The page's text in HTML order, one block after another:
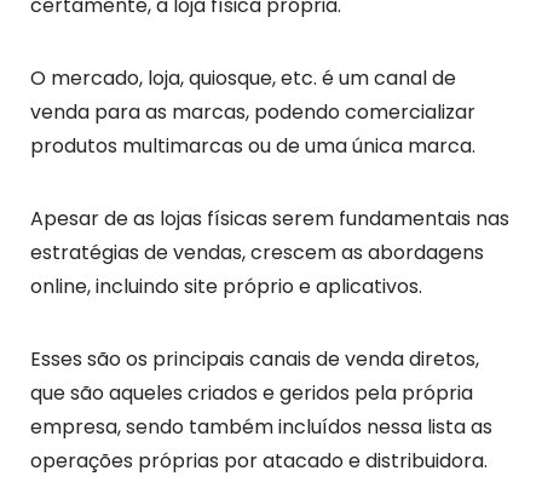
O mercado, loja, quiosque, etc. é um canal de
venda para as marcas, podendo comercializar
produtos multimarcas ou de uma única marca.
Apesar de as lojas físicas serem fundamentais nas
estratégias de vendas, crescem as abordagens
online, incluindo site próprio e aplicativos.
Esses são os principais canais de venda diretos,
que são aqueles criados e geridos pela própria
empresa, sendo também incluídos nessa lista as
operações próprias por atacado e distribuidora.